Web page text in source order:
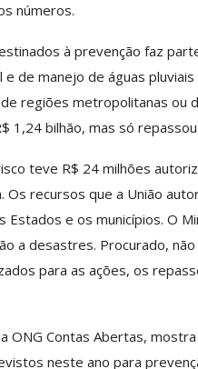
números.
à prevenção faz
de manejo de águas
regiões metropolitanas ou
1,24 bilhão, mas só
teve R$ 24 milhões
Os recursos que a União
e os municípios. O
a desastres. Procurado,
para as ações, os
ONG Contas Abertas,
neste ano para
Acompanha Reunião
Da Mesa Nacional De
Permanente E
Reforça…